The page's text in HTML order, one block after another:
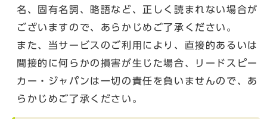
名、固有名詞、略語など、正しく読まれない場合が
ございますので、あらかじめご了承ください。
また、当サービスのご利用により、直接的あるいは
間接的に何らかの損害が生じた場合、リードスピー
カー・ジャパンは一切の責任を負いませんので、あ
らかじめご了承ください。